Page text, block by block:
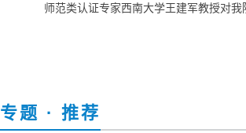
师范类认证专家西南大学王建军教授对我
专题 · 推荐